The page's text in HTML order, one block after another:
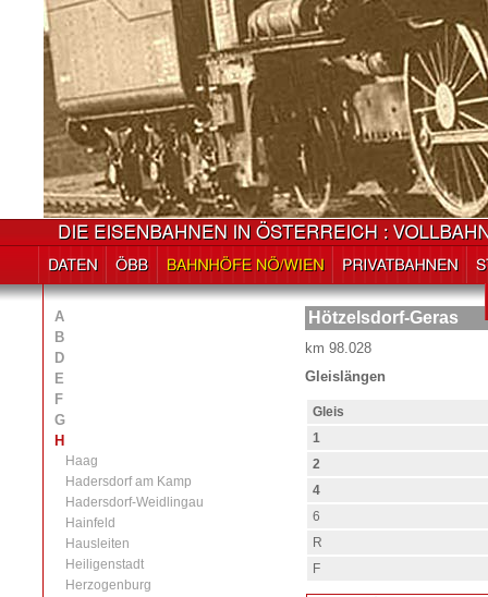
A
B
D
E
F
G
H
Haag
Hadersdorf am Kamp
Hadersdorf-Weidlingau
Hainfeld
Hausleiten
Heiligenstadt
Herzogenburg
Hötzelsdorf-Geras
km 98.028
Gleislängen
Gleis
1
2
4
6
R
F